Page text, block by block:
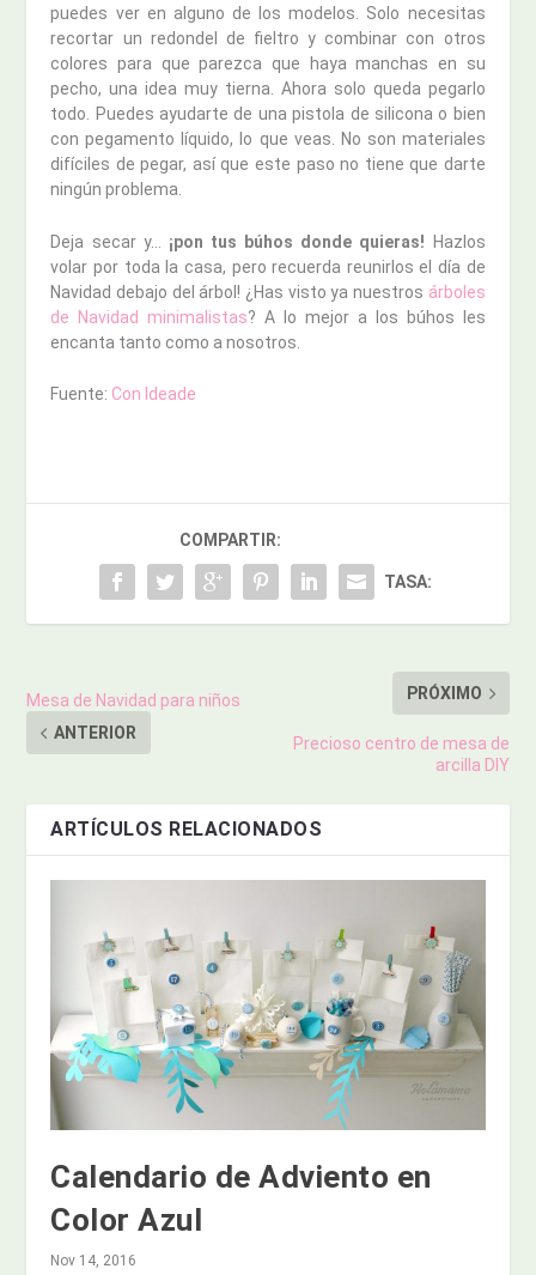
puedes ver en alguno de los modelos. Solo necesitas
recortar un redondel de fieltro y combinar con otros
colores para que parezca que haya manchas en su
pecho, una idea muy tierna. Ahora solo queda pegarlo
todo. Puedes ayudarte de una pistola de silicona o bien
con pegamento líquido, lo que veas. No son materiales
difíciles de pegar, así que este paso no tiene que darte
ningún problema.
Deja secar y… ¡pon tus búhos donde quieras! Hazlos
volar por toda la casa, pero recuerda reunirlos el día de
Navidad debajo del árbol! ¿Has visto ya nuestros árboles
de Navidad minimalistas? A lo mejor a los búhos les
encanta tanto como a nosotros.
Fuente: Con Ideade
COMPARTIR:
TASA:
Mesa de Navidad para niños
ANTERIOR
PRÓXIMO
Precioso centro de mesa de
arcilla DIY
ARTÍCULOS RELACIONADOS
Calendario de Adviento en
Color Azul
Nov 14, 2016